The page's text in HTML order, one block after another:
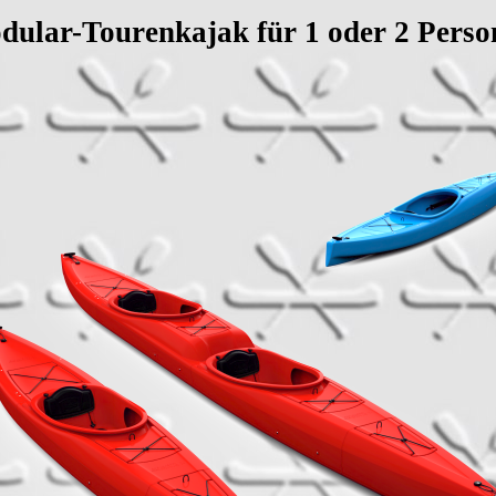
Tourenkajak für 1 oder 2